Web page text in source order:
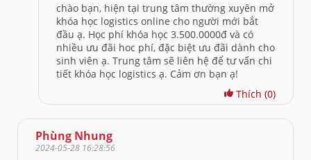
chào bạn, hiện tại trung tâm thường xuyên mở
khóa học logistics online cho người mới bắt
đầu ạ. Học phí khóa học 3.500.0000đ và có
nhiều ưu đãi hoc phí, đặc biệt ưu đãi dành cho
sinh viên ạ. Trung tâm sẽ liên hệ để tư vấn chi
tiết khóa học logistics ạ. Cảm ơn bạn ạ!
Thích (0)
Phùng Nhung
2024-05-28 16:28:56